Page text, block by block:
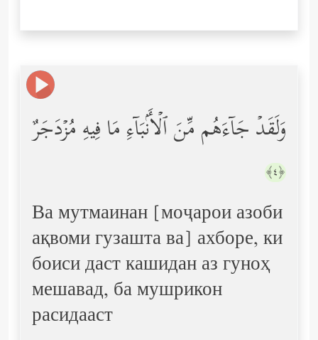
وَلَقَدۡ جَاۤءَهُم مِّنَ ٱلۡأَنۢبَاۤءِ مَا فِیهِ مُزۡدَجَرٌ
﴿٤﴾
Ва мутмаинан [моҷарои азоби
ақвоми гузашта ва] ахборе, ки
боиси даст кашидан аз гуноҳ
мешавад, ба мушрикон
расидааст